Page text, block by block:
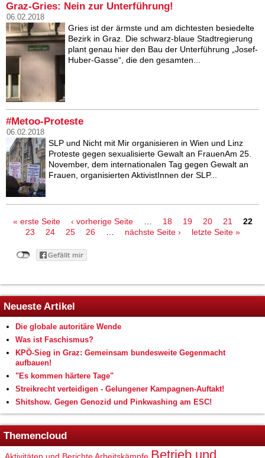
Graz-Gries: Nein zur Unterführung!
06.02.2018
Gries ist der ärmste und am dichtesten besiedelte
Bezirk in Graz. Die schwarz-blaue Stadtregierung
plant genau hier den Bau der Unterführung „Josef-
Huber-Gasse“, die den gesamten...
#Metoo-Proteste
06.02.2018
SLP und Nicht mit Mir organisieren in Wien und Linz
Proteste gegen sexualisierte Gewalt an FrauenAm 25.
November, dem internationalen Tag gegen Gewalt an
Frauen, organisierten AktivistInnen der SLP...
Seiten
« erste Seite ‹ vorherige Seite 18 19 20 21
22
23
24 25 26 nächste Seite › letzte Seite »
Neueste Artikel
Die globale autoritäre Wende
Was ist Faschismus?
KPÖ-Sieg in Graz: Gemeinsam bundesweite Gegenmacht
aufbauen!
"Es kommen härtere Tage"
Streikrecht verteidigen - Gelungener Kampagnen-Auftakt!
Shitshow. Gegen Genozid und Pinkwashing am ESC!
Themencloud
Aktivitäten und Berichte Arbeitskämpfe Betrieb und